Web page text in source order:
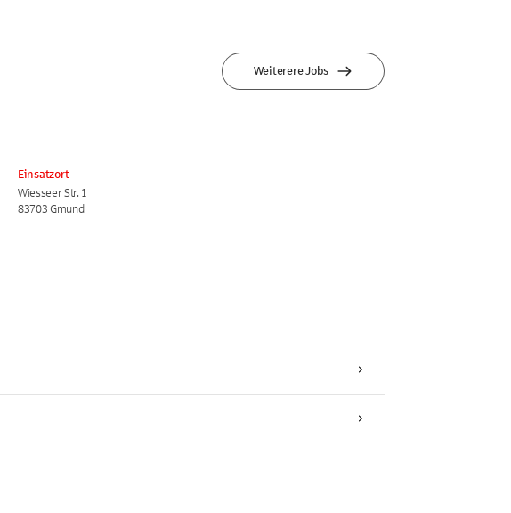
Weiterere Jobs
Einsatzort
Wiesseer Str. 1
83703 Gmund